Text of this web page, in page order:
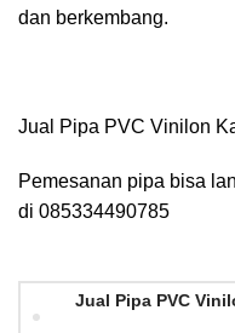
dan berkembang.
Jual Pipa PVC Vinilon
Pemesanan pipa bisa
di 085334490785
Jual Pipa PVC